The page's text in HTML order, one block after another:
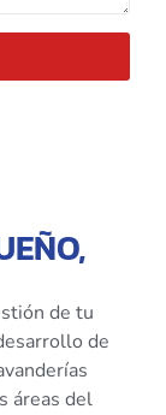
de tu
de
áreas del